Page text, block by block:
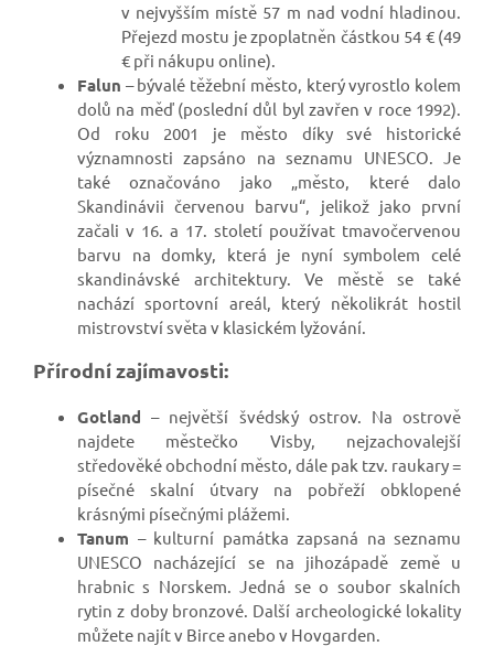
v nejvyšším místě 57 m nad vodní hladinou.
Přejezd mostu je zpoplatněn částkou 54 € (49
€ při nákupu online).
Falun – bývalé těžební město, který vyrostlo kolem
dolů na měď (poslední důl byl zavřen v roce 1992).
Od roku 2001 je město díky své historické
významnosti zapsáno na seznamu UNESCO. Je
také označováno jako „město, které dalo
Skandinávii červenou barvu“, jelikož jako první
začali v 16. a 17. století používat tmavočervenou
barvu na domky, která je nyní symbolem celé
skandinávské architektury. Ve městě se také
nachází sportovní areál, který několikrát hostil
mistrovství světa v klasickém lyžování.
Přírodní zajímavosti:
Gotland – největší švédský ostrov. Na ostrově
najdete městečko Visby, nejzachovalejší
středověké obchodní město, dále pak tzv. raukary =
písečné skalní útvary na pobřeží obklopené
krásnými písečnými plážemi.
Tanum – kulturní památka zapsaná na seznamu
UNESCO nacházející se na jihozápadě země u
hrabnic s Norskem. Jedná se o soubor skalních
rytin z doby bronzové. Další archeologické lokality
můžete najít v Birce anebo v Hovgarden.